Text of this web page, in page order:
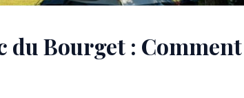
du Bourget : Comment